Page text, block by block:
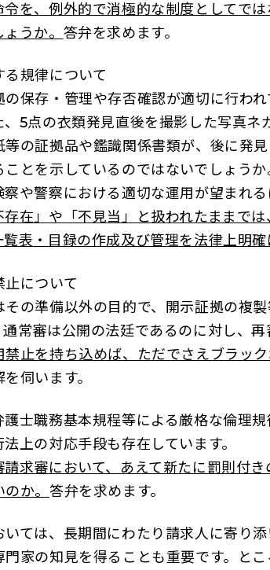
を、例外的で消極的な制度としてで
うか。 答弁を求めます。
規律について
保存・管理や存否確認が適切に行わ
、5点の衣類発見直後を撮影した写真
の証拠品や鑑識関係書類が、後に発
とを示しているのではないでしょう
や警察における適切な運用が望まれる
在」や「不見当」と扱われたままで
表・目録の作成及び管理を法律上明
について
の準備以外の目的で、開示証拠の複
常審は公開の法廷であるのに対し、
止を持ち込めば、ただでさえブラッ
伺います。
士職務基本規程等による厳格な倫理
上の対応手段も存在しています。
請求審において、あえて新たに罰則付
か。 答弁を求めます。
ては、長期間にわたり請求人に寄り
家の知見を得ることも重要です。とこ